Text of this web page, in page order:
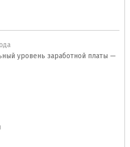
уровень заработной платы —